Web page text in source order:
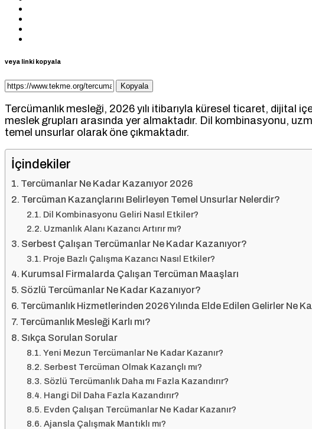
veya linki kopyala
Kopyala
Tercümanlık mesleği, 2026 yılı itibarıyla küresel ticaret, dijital
meslek grupları arasında yer almaktadır. Dil kombinasyonu,
temel unsurlar olarak öne çıkmaktadır.
İçindekiler
Tercümanlar Ne Kadar Kazanıyor 2026
Tercüman Kazançlarını Belirleyen Temel Unsurlar Nelerdir?
Dil Kombinasyonu Geliri Nasıl Etkiler?
Uzmanlık Alanı Kazancı Artırır mı?
Serbest Çalışan Tercümanlar Ne Kadar Kazanıyor?
Proje Bazlı Çalışma Kazancı Nasıl Etkiler?
Kurumsal Firmalarda Çalışan Tercüman Maaşları
Sözlü Tercümanlar Ne Kadar Kazanıyor?
Tercümanlık Hizmetlerinden 2026 Yılında Elde Edilen Gelirler Ne
Tercümanlık Mesleği Karlı mı?
Sıkça Sorulan Sorular
Yeni Mezun Tercümanlar Ne Kadar Kazanır?
Serbest Tercüman Olmak Kazançlı mı?
Sözlü Tercümanlık Daha mı Fazla Kazandırır?
Hangi Dil Daha Fazla Kazandırır?
Evden Çalışan Tercümanlar Ne Kadar Kazanır?
Ajansla Çalışmak Mantıklı mı?